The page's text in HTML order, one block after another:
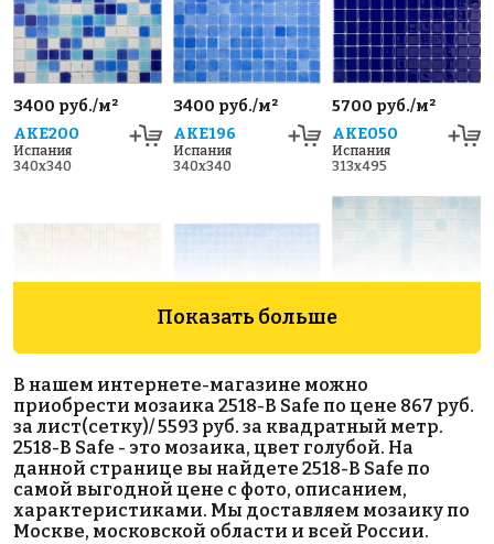
3400 руб./м²
AKE200
Испания
340x340
3400 руб./м²
AKE196
Испания
340x340
5700 руб./м²
AKE050
Испания
313x495
AKE112
Испания
313x495
AKE098
Испания
313x495
AKE207
Испания
340x340
Показать больше
В нашем интернете-магазине можно
приобрести мозаика 2518-В Safe по цене 867 руб.
за лист(сетку)/ 5593 руб. за квадратный метр.
2518-В Safe - это мозаика, цвет голубой. На
данной странице вы найдете 2518-В Safe по
самой выгодной цене с фото, описанием,
характеристиками. Мы доставляем мозаику по
Москве, московской области и всей России.